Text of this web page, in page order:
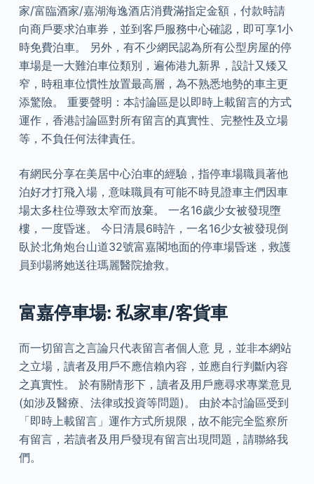
家/富臨酒家/嘉湖海逸酒店消費滿指定金額，付款時請
向商戶要求泊車券，並到客戶服務中心確認，即可享1小
時免費泊車。 另外，有不少網民認為所有公型房屋的停
車場是一大難泊車位類別，遍佈港九新界，設計又矮又
窄，時租車位慣性放置最高層，為不熟悉地勢的車主更
添驚險。 重要聲明：本討論區是以即時上載留言的方式
運作，香港討論區對所有留言的真實性、完整性及立場
等，不負任何法律責任。
有網民分享在美居中心泊車的經驗，指停車場職員著他
泊好才打飛入場，意味職員有可能不時見證車主們因車
場太多柱位導致太窄而放棄。 一名16歲少女被發現墮
樓，一度昏迷。 今日清晨6時許，一名16少女被發現倒
臥於北角炮台山道32號富嘉閣地面的停車場昏迷，救護
員到場將她送往瑪麗醫院搶救。
富嘉停車場: 私家車/客貨車
而一切留言之言論只代表留言者個人意 見，並非本網站
之立場，讀者及用戶不應信賴內容，並應自行判斷內容
之真實性。 於有關情形下，讀者及用戶應尋求專業意見
(如涉及醫療、法律或投資等問題)。 由於本討論區受到
「即時上載留言」運作方式所規限，故不能完全監察所
有留言，若讀者及用戶發現有留言出現問題，請聯絡我
們。